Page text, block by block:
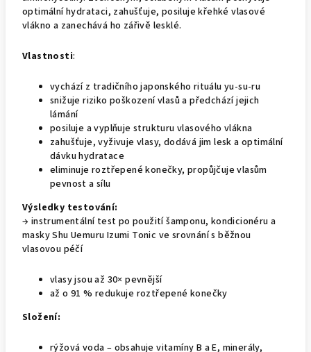
optimální hydrataci, zahušťuje, posiluje křehké vlasové
vlákno a zanechává ho zářivě lesklé.
Vlastnosti:
vychází z tradičního japonského rituálu yu-su-ru
snižuje riziko poškození vlasů a předchází jejich
lámání
posiluje a vyplňuje strukturu vlasového vlákna
zahušťuje, vyživuje vlasy, dodává jim lesk a optimální
dávku hydratace
eliminuje roztřepené konečky, propůjčuje vlasům
pevnost a sílu
Výsledky testování:
→ instrumentální test po použití šamponu, kondicionéru a
masky Shu Uemuru Izumi Tonic ve srovnání s běžnou
vlasovou péčí
vlasy jsou až 30× pevnější
až o 91 % redukuje roztřepené konečky
Složení:
rýžová voda – obsahuje vitamíny B a E, minerály,